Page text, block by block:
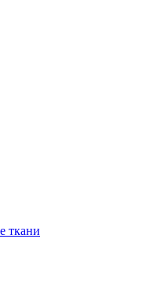
ткани